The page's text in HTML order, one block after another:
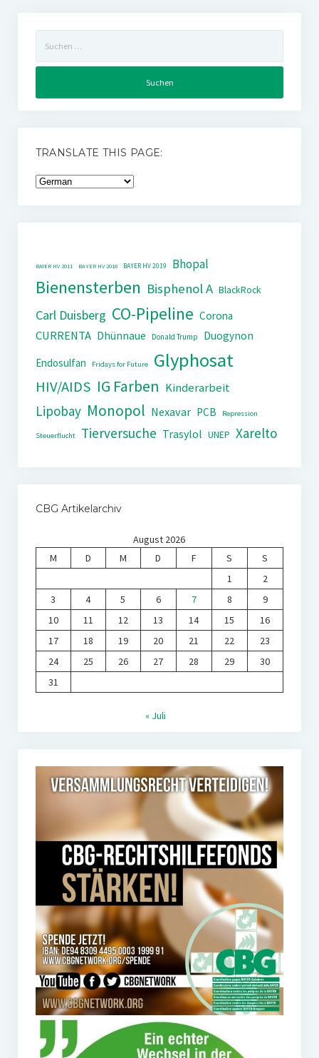
nach:
TRANSLATE THIS PAGE:
BAYER HV 2011 BAYER HV 2018 BAYER HV 2019 Bhopal
Bienensterben Bisphenol A BlackRock
Carl Duisberg CO-Pipeline Corona
CURRENTA Dhünnaue Donald Trump
Duogynon
Endosulfan
Fridays for Future Glyphosat
HIV/AIDS IG Farben Kinderarbeit
Lipobay Monopol Nexavar PCB Repression
Steuerflucht Tierversuche Trasylol UNEP Xarelto
CBG Artikelarchiv
August 2026
M
D M D F S
S
1
2
3
4 5 6 7 8
9
10
11 12 13 14 15
16
17
18 19 20 21 22
23
24
25 26 27 28 29
30
31
« Juli